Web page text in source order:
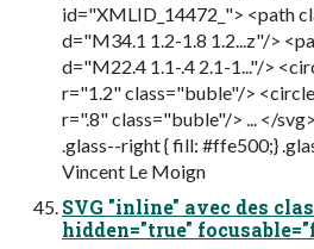
id="XMLID_14472_"> <path
d="M34.1 1.2-1.8 1.2...z"/>
d="M22.4 1.1-.4 2.1-1..."/>
r="1.2" class="buble"/>
r=".8" class="buble"/> ... </
.glass--right { fill: #ffe500;}
Vincent Le Moign
SVG "inline" avec des
hidden="true"